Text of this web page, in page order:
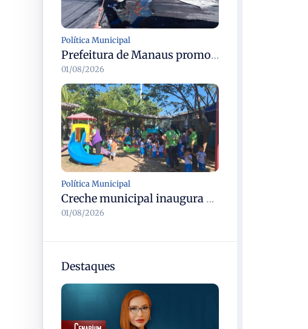
Política Municipal
Prefeitura de Manaus promove 6ª edição do Manaus que a Gente Cuida no Lírio do Vale com serviços integrados à comunidade
01/08/2026
Política Municipal
Creche municipal inaugura horta Panc e composteira para educação ambiental e alimentação saudável em Manaus
01/08/2026
Destaques